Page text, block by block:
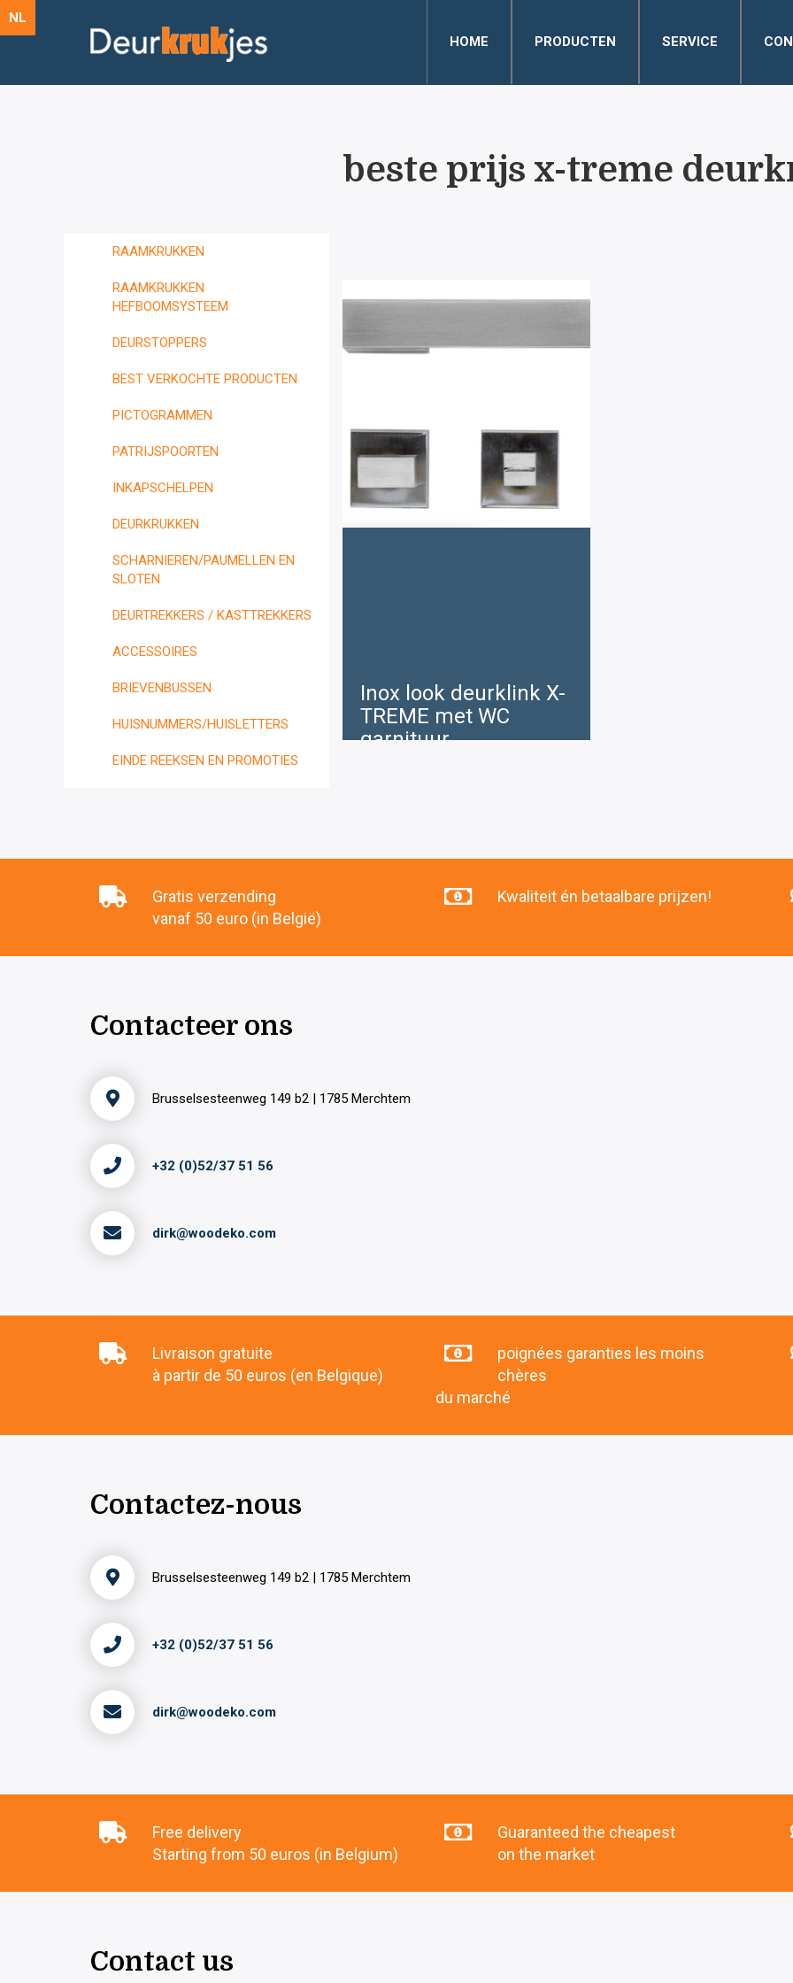
NL
HOME
PRODUCTEN SERVICE
beste prijs x-treme
RAAMKRUKKEN
RAAMKRUKKEN
HEFBOOMSYSTEEM
DEURSTOPPERS
BEST VERKOCHTE PRODUCTEN
PICTOGRAMMEN
PATRIJSPOORTEN
INKAPSCHELPEN
DEURKRUKKEN
SCHARNIEREN/PAUMELLEN EN
SLOTEN
DEURTREKKERS / KASTTREKKERS
ACCESSOIRES
BRIEVENBUSSEN
HUISNUMMERS/HUISLETTERS
EINDE REEKSEN EN PROMOTIES
Inox look deurklink X-
TREME met WC
garnituur
Gratis verzending
vanaf 50 euro (in België)
Kwaliteit én betaalbare prijzen!
Contacteer ons
Brusselsesteenweg 149 b2 | 1785 Merchtem
+32 (0)52/37 51 56
dirk@woodeko.com
Livraison gratuite
à partir de 50 euros (en Belgique)
poignées garanties les moins
chères
du marché
Contactez-nous
Brusselsesteenweg 149 b2 | 1785 Merchtem
+32 (0)52/37 51 56
dirk@woodeko.com
Free delivery
Starting from 50 euros (in Belgium)
Guaranteed the cheapest
on the market
Contact us